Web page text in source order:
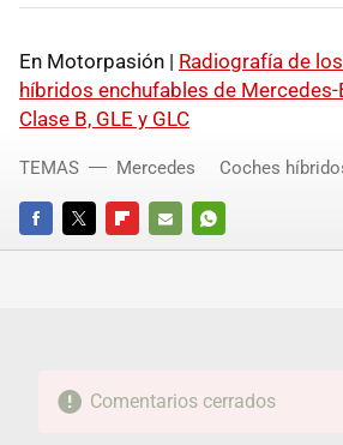
En Motorpasión | Radiografía de
híbridos enchufables de Mercedes-
Clase B, GLE y GLC
FACEBOOKTWITTERFLIPBOARD
E-
WHATSAPP
TEMAS Mercedes Coches
Comentarios cerrados